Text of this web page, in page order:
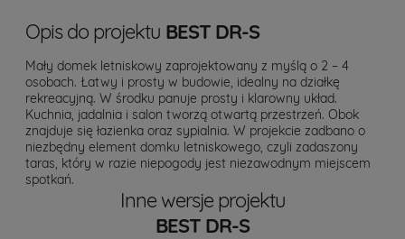
Opis do projektu BEST DR-S
Mały domek letniskowy zaprojektowany z myślą o 2 – 4
osobach. Łatwy i prosty w budowie, idealny na działkę
rekreacyjną. W środku panuje prosty i klarowny układ.
Kuchnia, jadalnia i salon tworzą otwartą przestrzeń. Obok
znajduje się łazienka oraz sypialnia. W projekcie zadbano o
niezbędny element domku letniskowego, czyli zadaszony
taras, który w razie niepogody jest niezawodnym miejscem
spotkań.
Inne wersje projektu
BEST DR-S